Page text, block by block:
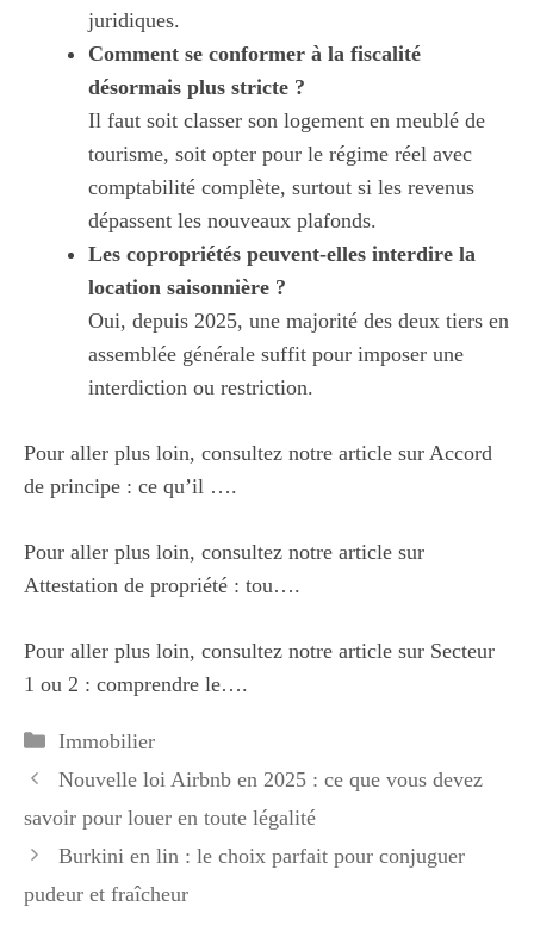
juridiques.
Comment se conformer à la fiscalité
désormais plus stricte ?
Il faut soit classer son logement en meublé de
tourisme, soit opter pour le régime réel avec
comptabilité complète, surtout si les revenus
dépassent les nouveaux plafonds.
Les copropriétés peuvent-elles interdire la
location saisonnière ?
Oui, depuis 2025, une majorité des deux tiers en
assemblée générale suffit pour imposer une
interdiction ou restriction.
Pour aller plus loin, consultez notre article sur Accord
de principe : ce qu’il ….
Pour aller plus loin, consultez notre article sur
Attestation de propriété : tou….
Pour aller plus loin, consultez notre article sur Secteur
1 ou 2 : comprendre le….
Catégories
Immobilier
Nouvelle loi Airbnb en 2025 : ce que vous devez
savoir pour louer en toute légalité
Burkini en lin : le choix parfait pour conjuguer
pudeur et fraîcheur